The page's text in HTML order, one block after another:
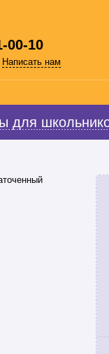
00-10
Написать нам
для